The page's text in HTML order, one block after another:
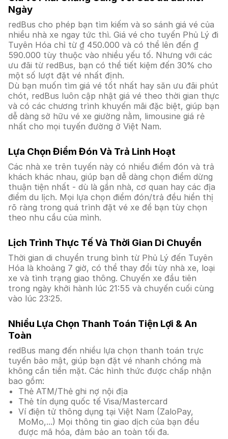
Ngày
redBus cho phép bạn tìm kiếm và so sánh giá vé của
nhiều nhà xe ngay tức thì. Giá vé cho tuyến Phủ Lý đi
Tuyên Hóa chỉ từ ₫ 450.000 và có thể lên đến ₫
590.000 tùy thuộc vào nhiều yếu tố. Nhưng với các
ưu đãi từ redBus, bạn có thể tiết kiệm đến 30% cho
một số lượt đặt vé nhất định.
Dù bạn muốn tìm giá vé tốt nhất hay săn ưu đãi phút
chót, redBus luôn cập nhật giá vé theo thời gian thực
và có các chương trình khuyến mãi đặc biệt, giúp bạn
dễ dàng sở hữu vé xe giường nằm, limousine giá rẻ
nhất cho mọi tuyến đường ở Việt Nam.
Lựa Chọn Điểm Đón Và Trả Linh Hoạt
Các nhà xe trên tuyến này có nhiều điểm đón và trả
khách khác nhau, giúp bạn dễ dàng chọn điểm dừng
thuận tiện nhất - dù là gần nhà, cơ quan hay các địa
điểm du lịch. Mọi lựa chọn điểm đón/trả đều hiển thị
rõ ràng trong quá trình đặt vé xe để bạn tùy chọn
theo nhu cầu của mình.
Lịch Trình Thực Tế Và Thời Gian Di Chuyển
Thời gian di chuyển trung bình từ Phủ Lý đến Tuyên
Hóa là khoảng 7 giờ, có thể thay đổi tùy nhà xe, loại
xe và tình trạng giao thông. Chuyến xe đầu tiên
trong ngày khởi hành lúc 21:55 và chuyến cuối cùng
vào lúc 23:25.
Nhiều Lựa Chọn Thanh Toán Tiện Lợi & An
Toàn
redBus mang đến nhiều lựa chọn thanh toán trực
tuyến bảo mật, giúp bạn đặt vé nhanh chóng mà
không cần tiền mặt. Các hình thức được chấp nhận
bao gồm:
Thẻ ATM/Thẻ ghi nợ nội địa
Thẻ tín dụng quốc tế Visa/Mastercard
Ví điện tử thông dụng tại Việt Nam (ZaloPay,
MoMo,...) Mọi thông tin giao dịch của bạn đều
được mã hóa, đảm bảo an toàn tối đa.